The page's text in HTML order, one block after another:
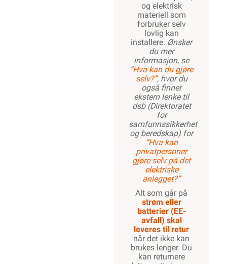
og elektrisk
materiell som
forbruker selv
lovlig kan
installere. Ønsker
du mer
informasjon, se
”Hva kan du gjøre
selv?”, hvor du
også finner
ekstern lenke til
dsb (Direktoratet
for
samfunnssikkerhet
og beredskap) for
“Hva kan
privatpersoner
gjøre selv på det
elektriske
anlegget?”
Alt som går på
strøm eller
batterier (EE-
avfall) skal
leveres til retur
når det ikke kan
brukes lenger. Du
kan returnere